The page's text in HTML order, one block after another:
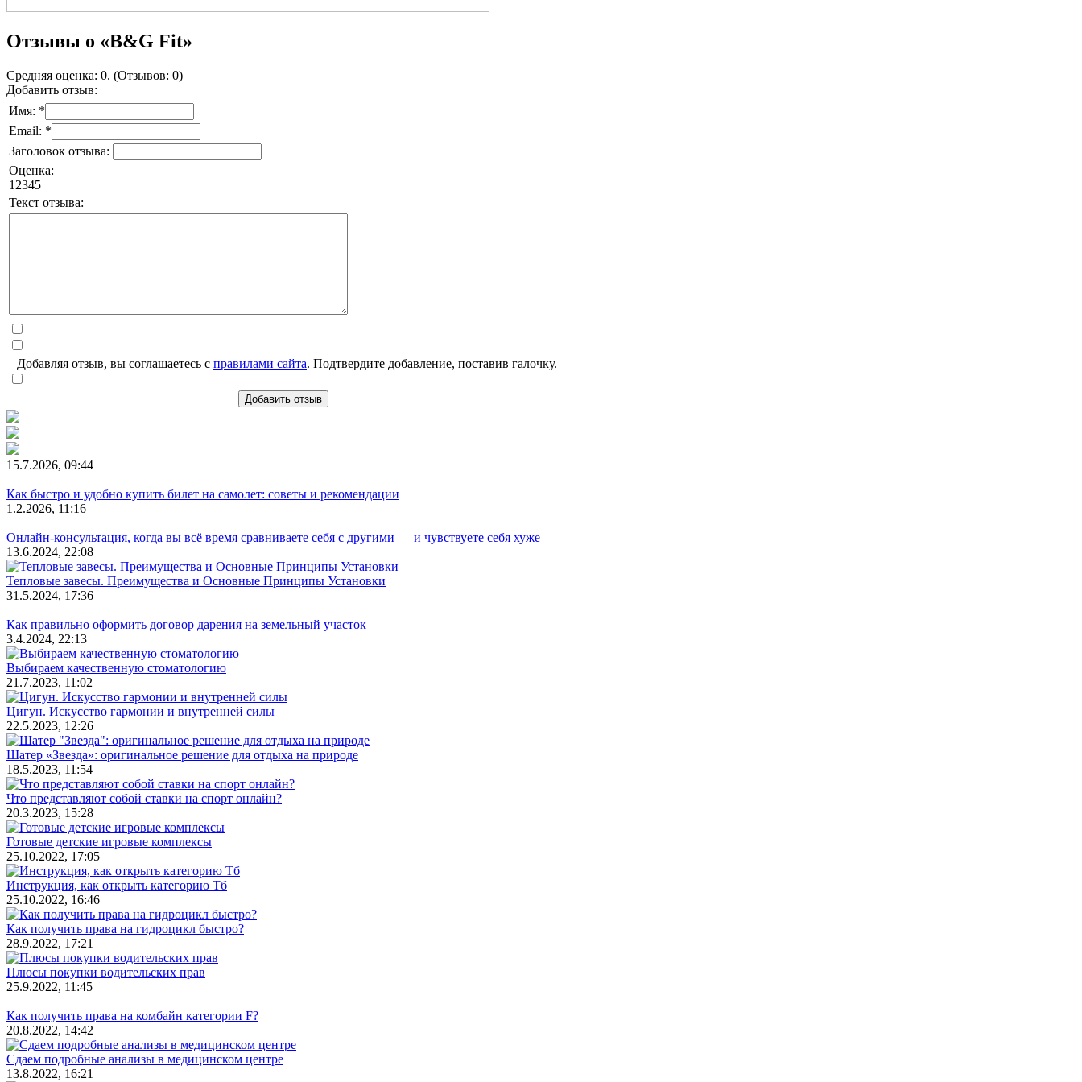
Отзывы о «B&G Fit»
Средняя оценка: 0. (Отзывов: 0)
Добавить отзыв:
Имя: *
Email: *
Заголовок отзыва:
Оценка:
1 2345
Текст отзыва:
Добавляя отзыв, вы соглашаетесь с правилами сайта. Подтвердите добавление, поставив галочку.
Добавить отзыв
15.7.2026, 09:44
Как быстро и удобно купить билет на самолет: советы и рекомендации
1.2.2026, 11:16
Онлайн-консультация, когда вы всё время сравниваете себя с другими — и чувствуете себя хуже
13.6.2024, 22:08
Тепловые завесы. Преимущества и Основные Принципы Установки
31.5.2024, 17:36
Как правильно оформить договор дарения на земельный участок
3.4.2024, 22:13
Выбираем качественную стоматологию
21.7.2023, 11:02
Цигун. Искусство гармонии и внутренней силы
22.5.2023, 12:26
Шатер «Звезда»: оригинальное решение для отдыха на природе
18.5.2023, 11:54
Что представляют собой ставки на спорт онлайн?
20.3.2023, 15:28
Готовые детские игровые комплексы
25.10.2022, 17:05
Инструкция, как открыть категорию Тб
25.10.2022, 16:46
Как получить права на гидроцикл быстро?
28.9.2022, 17:21
Плюсы покупки водительских прав
25.9.2022, 11:45
Как получить права на комбайн категории F?
20.8.2022, 14:42
Сдаем подробные анализы в медицинском центре
13.8.2022, 16:21